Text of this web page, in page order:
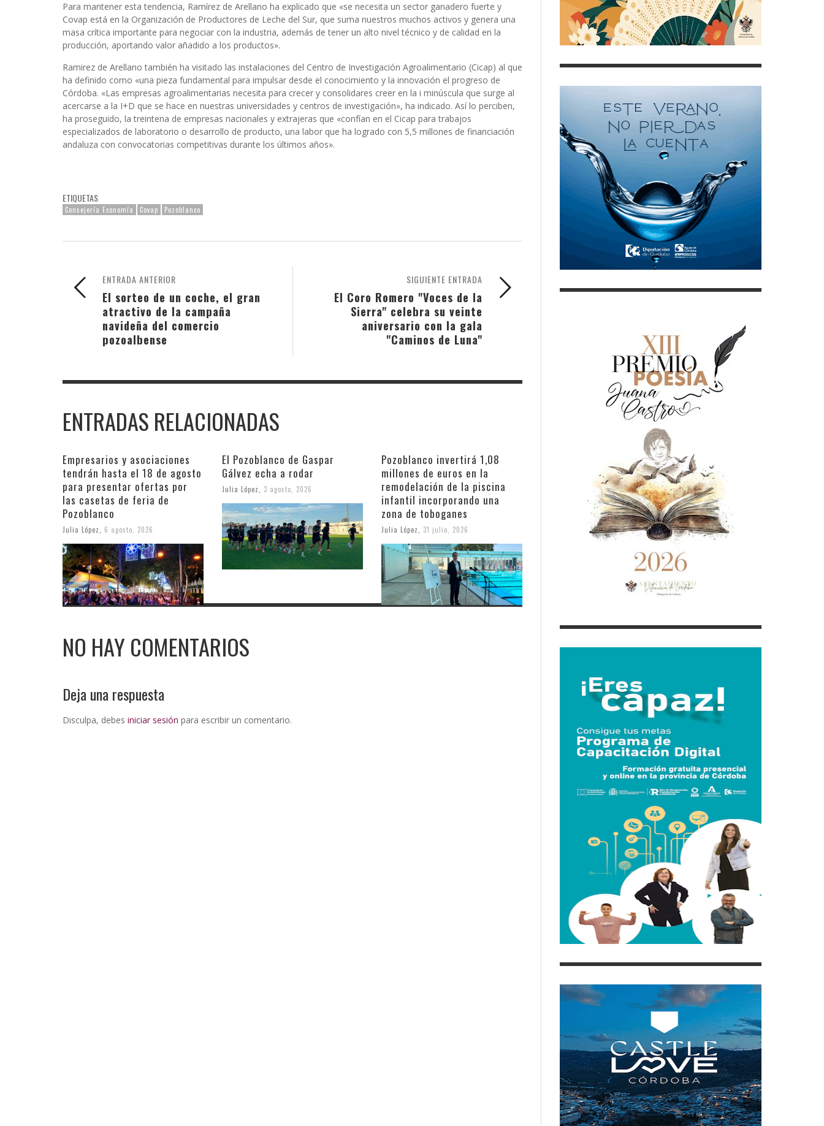
Para mantener esta tendencia, Ramírez de Arellano ha explicado que «se necesita un sector ganadero fuerte y
Covap está en la Organización de Productores de Leche del Sur, que suma nuestros muchos activos y genera una
masa crítica importante para negociar con la industria, además de tener un alto nivel técnico y de calidad en la
producción, aportando valor añadido a los productos».
Ramirez de Arellano también ha visitado las instalaciones del Centro de Investigación Agroalimentario (Cicap) al que
ha definido como «una pieza fundamental para impulsar desde el conocimiento y la innovación el progreso de
Córdoba. «Las empresas agroalimentarias necesita para crecer y consolidares creer en la i minúscula que surge al
acercarse a la I+D que se hace en nuestras universidades y centros de investigación», ha indicado. Así lo perciben,
ha proseguido, la treintena de empresas nacionales y extrajeras que «confían en el Cicap para trabajos
especializados de laboratorio o desarrollo de producto, una labor que ha logrado con 5,5 millones de financiación
andaluza con convocatorias competitivas durante los últimos años».
ETIQUETAS
Consejería Economía Covap Pozoblanco
SIGUIENTE ENTRADA
El Coro Romero "Voces de la
Sierra" celebra su veinte
aniversario con la gala
"Caminos de Luna"
ENTRADA ANTERIOR
El sorteo de un coche, el gran
atractivo de la campaña
navideña del comercio
pozoalbense
ENTRADAS RELACIONADAS
Empresarios y asociaciones
tendrán hasta el 18 de agosto
para presentar ofertas por
las casetas de feria de
Pozoblanco
Julia López, 6 agosto, 2026
El Pozoblanco de Gaspar
Gálvez echa a rodar
Julia López, 3 agosto, 2026
Pozoblanco invertirá 1,08
millones de euros en la
remodelación de la piscina
infantil incorporando una
zona de toboganes
Julia López, 31 julio, 2026
NO HAY COMENTARIOS
Deja una respuesta
Disculpa, debes iniciar sesión para escribir un comentario.